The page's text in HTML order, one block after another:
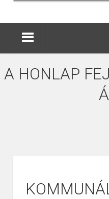
A HONLAP